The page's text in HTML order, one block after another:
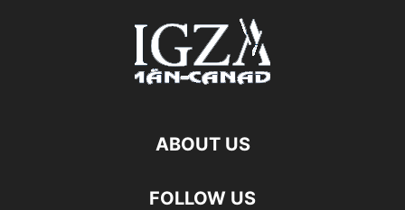
ABOUT US
FOLLOW US